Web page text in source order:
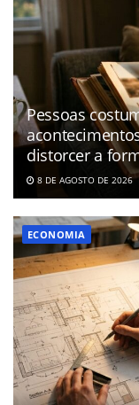
Pessoas
distorcer a
8 DE AGOSTO DE 2026
ECONOMIA